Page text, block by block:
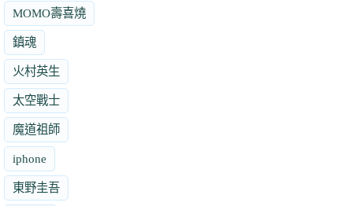
MOMO壽喜燒
鎮魂
火村英生
太空戰士
魔道祖師
iphone
東野圭吾